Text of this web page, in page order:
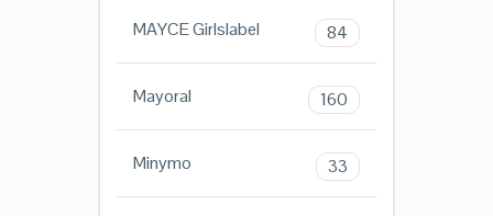
MAYCE Girlslabel 84
Mayoral 160
Minymo 33